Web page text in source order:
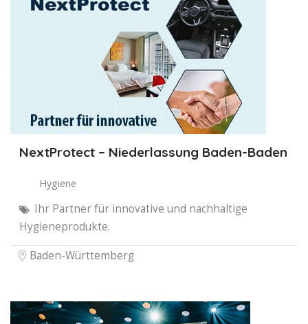
NextProtect – Niederlassung Baden-Baden
Hygiene
Ihr Partner für innovative und nachhaltige
Hygieneprodukte.
Baden-Württemberg